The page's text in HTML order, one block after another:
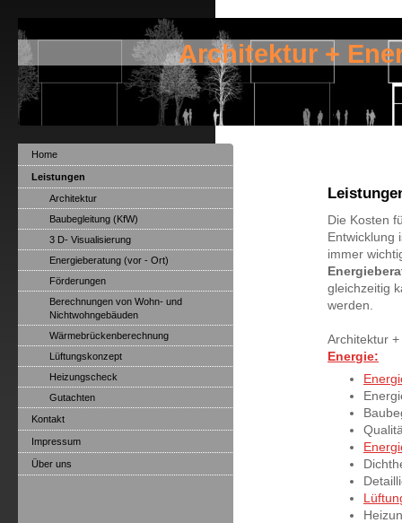
Architektur +
Die Kosten
Entwicklung
immer
gleichzeitig
werden.
Architektur
Energie:
Home
Leistungen
Architektur
Baubegleitung (KfW)
3 D- Visualisierung
Energieberatung (vor - Ort)
Förderungen
Berechnungen von Wohn- und
Nichtwohngebäuden
Wärmebrückenberechnung
Lüftungskonzept
Heizungscheck
Gutachten
Kontakt
Impressum
Über uns